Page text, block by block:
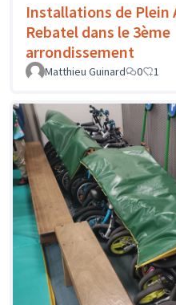
Installations de Plein
Rebatel dans le 3ème
arrondissement
Matthieu Guinard 0 1